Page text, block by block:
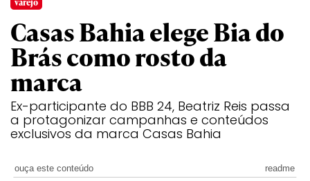
varejo
Casas Bahia elege Bia do
Brás como rosto da
marca
Ex-participante do BBB 24, Beatriz Reis passa
a protagonizar campanhas e conteúdos
exclusivos da marca Casas Bahia
ouça este conteúdo readme